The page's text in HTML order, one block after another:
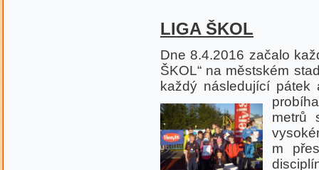
LIGA ŠKOL
Dne 8.4.2016 začalo
ŠKOL“ na městském
každý následující
metrů
m